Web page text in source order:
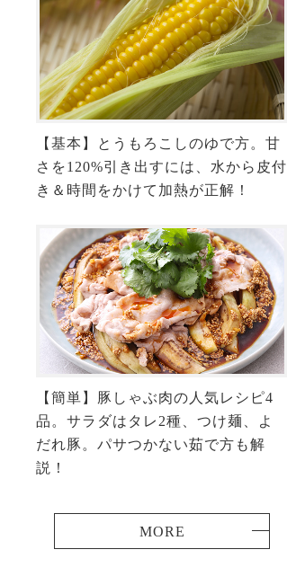
【基本】とうもろこしのゆで方。甘
さを120%引き出すには、水から皮付
き＆時間をかけて加熱が正解！
【簡単】豚しゃぶ肉の人気レシピ4
品。サラダはタレ2種、つけ麺、よ
だれ豚。パサつかない茹で方も解
説！
MORE